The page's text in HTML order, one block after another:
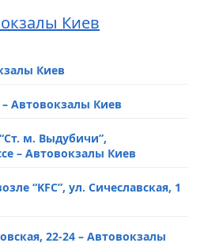
Ровно
Киевская, 67, возле
Киевская, 44 – Автовокзалы
ул. Млыновская –
Киев
Киев
Автовокзалы Киев
м. Выдубичи”,
– Автовокзалы Киев
“KFC”, ул. Сичеславская, 1
22-24 – Автовокзалы